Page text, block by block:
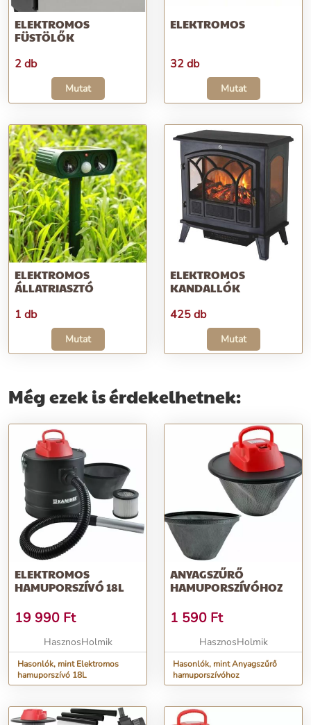
ELEKTROMOS
FÜSTÖLŐK
2 db
Mutat
ELEKTROMOS
32 db
Mutat
ELEKTROMOS
ÁLLATRIASZTÓ
1 db
Mutat
ELEKTROMOS
KANDALLÓK
425 db
Mutat
Még ezek is érdekelhetnek:
ELEKTROMOS
HAMUPORSZÍVÓ 18L
19 990 Ft
HasznosHolmik
Hasonlók, mint Elektromos
hamuporszívó 18L
ANYAGSZŰRŐ
HAMUPORSZÍVÓHOZ
1 590 Ft
HasznosHolmik
Hasonlók, mint Anyagszűrő
hamuporszívóhoz